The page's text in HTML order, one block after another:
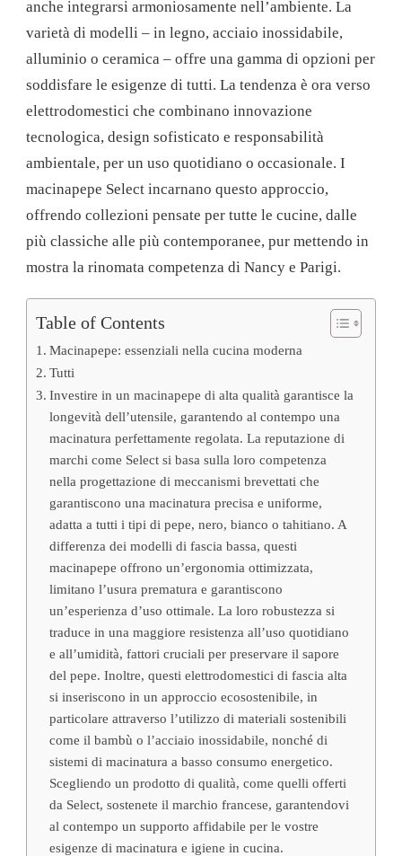
anche integrarsi armoniosamente nell’ambiente. La
varietà di modelli – in legno, acciaio inossidabile,
alluminio o ceramica – offre una gamma di opzioni per
soddisfare le esigenze di tutti. La tendenza è ora verso
elettrodomestici che combinano innovazione
tecnologica, design sofisticato e responsabilità
ambientale, per un uso quotidiano o occasionale. I
macinapepe Select incarnano questo approccio,
offrendo collezioni pensate per tutte le cucine, dalle
più classiche alle più contemporanee, pur mettendo in
mostra la rinomata competenza di Nancy e Parigi.
Table of Contents
Macinapepe: essenziali nella cucina moderna
Tutti
Investire in un macinapepe di alta qualità garantisce la
longevità dell’utensile, garantendo al contempo una
macinatura perfettamente regolata. La reputazione di
marchi come Select si basa sulla loro competenza
nella progettazione di meccanismi brevettati che
garantiscono una macinatura precisa e uniforme,
adatta a tutti i tipi di pepe, nero, bianco o tahitiano. A
differenza dei modelli di fascia bassa, questi
macinapepe offrono un’ergonomia ottimizzata,
limitano l’usura prematura e garantiscono
un’esperienza d’uso ottimale. La loro robustezza si
traduce in una maggiore resistenza all’uso quotidiano
e all’umidità, fattori cruciali per preservare il sapore
del pepe. Inoltre, questi elettrodomestici di fascia alta
si inseriscono in un approccio ecosostenibile, in
particolare attraverso l’utilizzo di materiali sostenibili
come il bambù o l’acciaio inossidabile, nonché di
sistemi di macinatura a basso consumo energetico.
Scegliendo un prodotto di qualità, come quelli offerti
da Select, sostenete il marchio francese, garantendovi
al contempo un supporto affidabile per le vostre
esigenze di macinatura e igiene in cucina.